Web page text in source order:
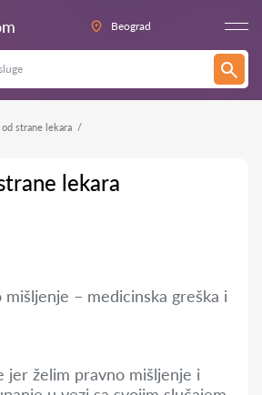
Beograd
strane lekara
lekara
– medicinska greška i
jer želim pravno mišljenje i